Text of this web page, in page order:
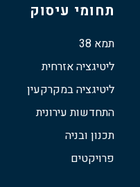
תחומי עיסוק
תמא 38
ליטיגציה אזרחית
ליטיגציה במקרקעין
התחדשות עירונית
תכנון ובניה
פרויקטים